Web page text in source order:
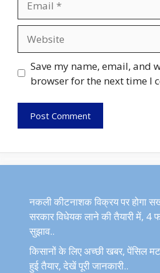
Save my name, email, and
browser for the next time I
नकली कीटनाशक विक्रय पर होगा
सरकार विधेयक लाने की तैयारी में, 4
सुझाव..
किसानों के लिए अच्छी खबर, पेंसिल
हुई तैयार, देखें पूरी जानकारी..